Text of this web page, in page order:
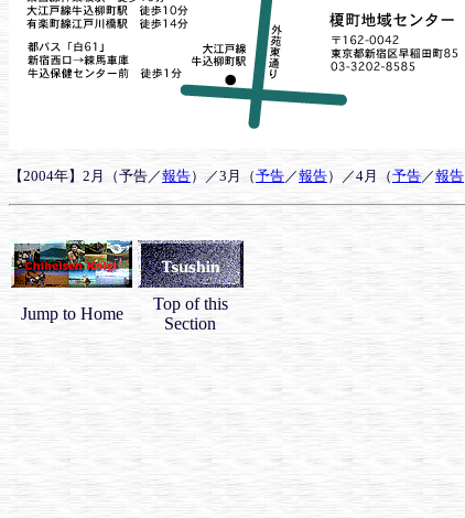
【2004年】2月（予告／報告）／3月（予告／報告）／4月（予告／報告
Jump to Home
Top of this
Section